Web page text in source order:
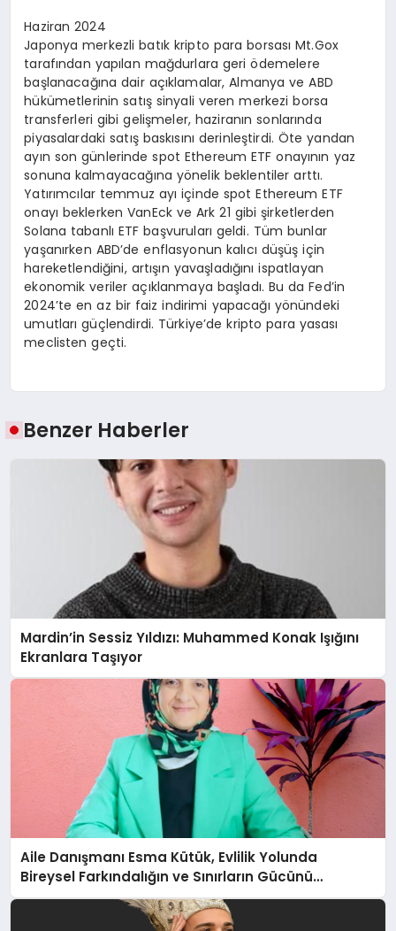
Haziran 2024
Japonya merkezli batık kripto para borsası Mt.Gox
tarafından yapılan mağdurlara geri ödemelere
başlanacağına dair açıklamalar, Almanya ve ABD
hükümetlerinin satış sinyali veren merkezi borsa
transferleri gibi gelişmeler, haziranın sonlarında
piyasalardaki satış baskısını derinleştirdi. Öte yandan
ayın son günlerinde spot Ethereum ETF onayının yaz
sonuna kalmayacağına yönelik beklentiler arttı.
Yatırımcılar temmuz ayı içinde spot Ethereum ETF
onayı beklerken VanEck ve Ark 21 gibi şirketlerden
Solana tabanlı ETF başvuruları geldi. Tüm bunlar
yaşanırken ABD’de enflasyonun kalıcı düşüş için
hareketlendiğini, artışın yavaşladığını ispatlayan
ekonomik veriler açıklanmaya başladı. Bu da Fed’in
2024’te en az bir faiz indirimi yapacağı yönündeki
umutları güçlendirdi. Türkiye’de kripto para yasası
meclisten geçti.
Benzer Haberler
Mardin’in Sessiz Yıldızı: Muhammed Konak Işığını
Ekranlara Taşıyor
Aile Danışmanı Esma Kütük, Evlilik Yolunda
Bireysel Farkındalığın ve Sınırların Gücünü
Anlatıyor